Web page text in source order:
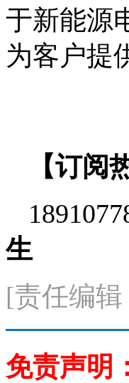
于新能源
为客户提
【订阅
生
[责任编
免责声明：